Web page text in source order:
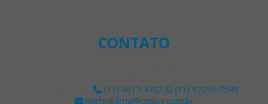
CONTATO
(11) 4617-4762
(11) 97355-7549
michelli.lima@cotlog.com.br